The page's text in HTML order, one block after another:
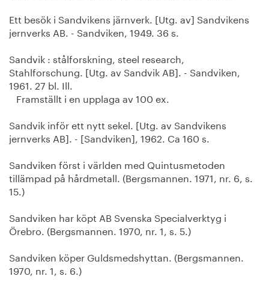
Ett besök i Sandvikens järnverk. [Utg. av] Sandvikens
jernverks AB. - Sandviken, 1949. 36 s.
Sandvik : stålforskning, steel research,
Stahlforschung. [Utg. av Sandvik AB]. - Sandviken,
1961. 27 bl. Ill.
Framställt i en upplaga av 100 ex.
Sandvik inför ett nytt sekel. [Utg. av Sandvikens
jernverks AB]. - [Sandviken], 1962. Ca 160 s.
Sandviken först i världen med Quintusmetoden
tillämpad på hårdmetall. (Bergsmannen. 1971, nr. 6, s.
15.)
Sandviken har köpt AB Svenska Specialverktyg i
Örebro. (Bergsmannen. 1970, nr. 1, s. 5.)
Sandviken köper Guldsmedshyttan. (Bergsmannen.
1970, nr. 1, s. 6.)